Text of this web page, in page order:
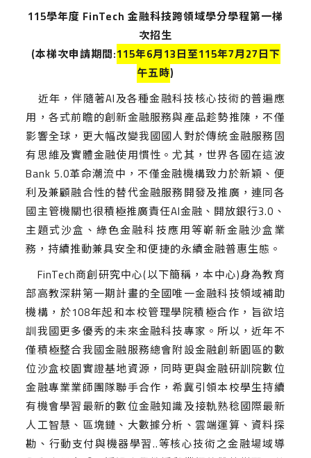
115學年度 FinTech 金融科技跨領域學分學程第一梯
次招生
(本梯次申請期間:115年6月13日至115年7月27日下
午五時)
近年，伴隨著AI及各種金融科技核心技術的普遍應
用，各式前瞻的創新金融服務與產品趁勢推陳，不僅
影響全球，更大幅改變我國國人對於傳統金融服務固
有思維及實體金融使用慣性。尤其，世界各國在這波
Bank 5.0革命潮流中，不僅金融機構致力於新穎、便
利及兼顧融合性的替代金融服務開發及推廣，連同各
國主管機關也很積極推廣責任AI金融、開放銀行3.0、
主題式沙盒、綠色金融科技應用等嶄新金融沙盒業
務，持續推動兼具安全和便捷的永續金融普惠生態。
FinTech商創研究中心(以下簡稱，本中心)身為教育
部高教深耕第一期計畫的全國唯一金融科技領域補助
機構，於108年起和本校管理學院積極合作，旨欲培
訓我國更多優秀的未來金融科技專家。所以，近年不
僅積極整合我國金融服務總會附設金融創新園區的數
位沙盒校園實證基地資源，同時更與金融研訓院數位
金融專業業師團隊聯手合作，希冀引領本校學生持續
有機會學習最新的數位金融知識及接軌熟稔國際最新
人工智慧、區塊鏈、大數據分析、雲端運算、資料探
勘、行動支付與機器學習..等核心技術之金融場域導